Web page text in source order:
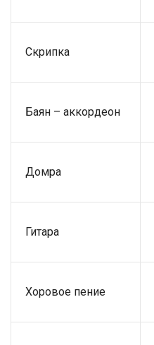
Скрипка
Баян – аккордеон
Домра
Гитара
Хоровое пение